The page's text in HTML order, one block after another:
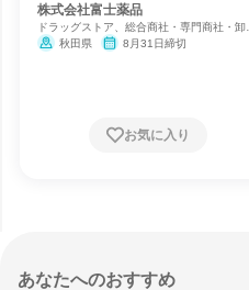
株式会社富士薬品
ドラッグストア、総合商社・専門商社・卸
売、製薬
秋田県 8月31日締切
お気に入り
あなたへのおすすめ